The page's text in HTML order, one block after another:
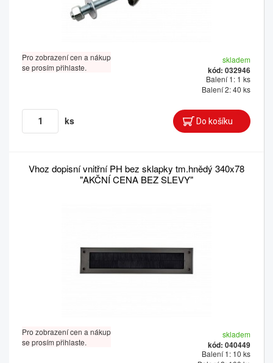
Pro zobrazení cen a nákup
se prosím přihlaste.
skladem
kód: 032946
Balení 1: 1 ks
Balení 2: 40 ks
ks
Vhoz dopisní vnitřní PH bez sklapky tm.hnědý 340x78
"AKČNÍ CENA BEZ SLEVY"
Pro zobrazení cen a nákup
se prosím přihlaste.
skladem
kód: 040449
Balení 1: 10 ks